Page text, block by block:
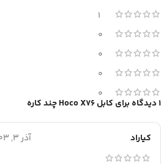
1
0
0
0
0
1 دیدگاه برای کابل Hoco X76 چند کاره
کیاراد آذر 3, 1403